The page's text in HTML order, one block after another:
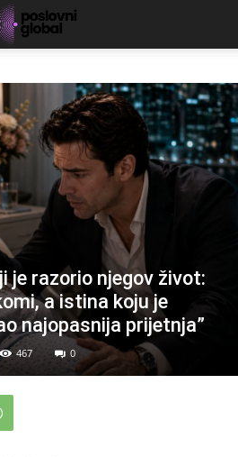
je razorio njegov život:
a istina koju je
najopasnija prijetnja”
467 0